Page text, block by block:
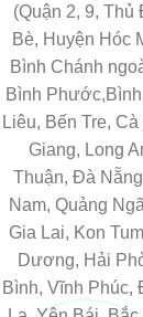
(Quận 2, 9,
Bè, Huyện Hóc
Bình Chánh
Bình
Liêu, Bến Tre,
Giang, Long
Thuận, Đà
Nam, Quảng
Gia Lai, Kon
Dương, Hải
Bình, Vĩnh Phúc,